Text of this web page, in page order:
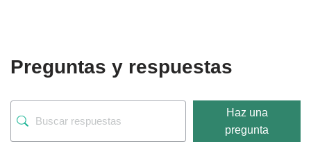
Preguntas y respuestas
Haz una
pregunta